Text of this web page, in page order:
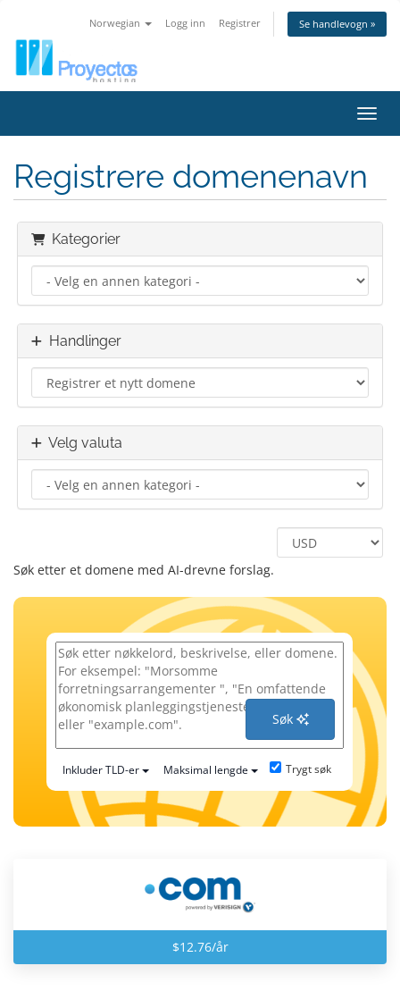
Norwegian Logg inn Registrer Se handlevogn »
Bytt
Registrere domenenavn
Kategorier
Handlinger
Velg valuta
Søk etter et domene med AI-drevne forslag.
Søk
Inkluder TLD-er Maksimal lengde Trygt søk
$12.76/år